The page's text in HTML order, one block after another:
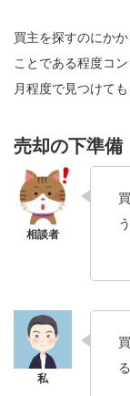
買主を探すのにか
ことである程度コ
月程度で見つけても
売却の下準備